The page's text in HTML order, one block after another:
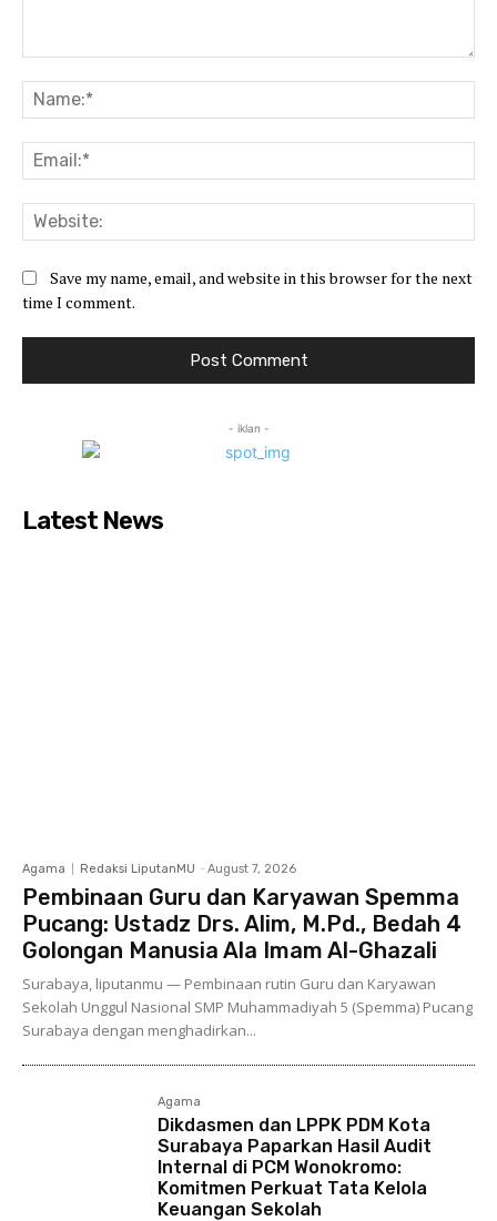
Save my name, email, and website in this browser for the next
time I comment.
- iklan -
Latest News
Agama Redaksi LiputanMU - August 7, 2026
Pembinaan Guru dan Karyawan Spemma
Pucang: Ustadz Drs. Alim, M.Pd., Bedah 4
Golongan Manusia Ala Imam Al-Ghazali
Surabaya, liputanmu — Pembinaan rutin Guru dan Karyawan
Sekolah Unggul Nasional SMP Muhammadiyah 5 (Spemma) Pucang
Surabaya dengan menghadirkan...
Agama
Dikdasmen dan LPPK PDM Kota
Surabaya Paparkan Hasil Audit
Internal di PCM Wonokromo:
Komitmen Perkuat Tata Kelola
Keuangan Sekolah